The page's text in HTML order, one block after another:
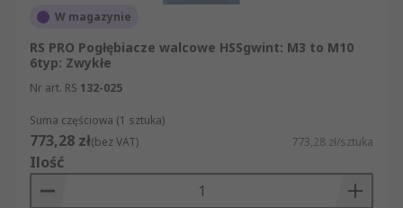
W magazynie
RS PRO Pogłębiacze walcowe HSSgwint: M3 to M10
6typ: Zwykłe
Nr art. RS 132-025
Suma częściowa (1 sztuka)
773,28 zł(bez VAT) 773,28 zł/sztuka
Ilość